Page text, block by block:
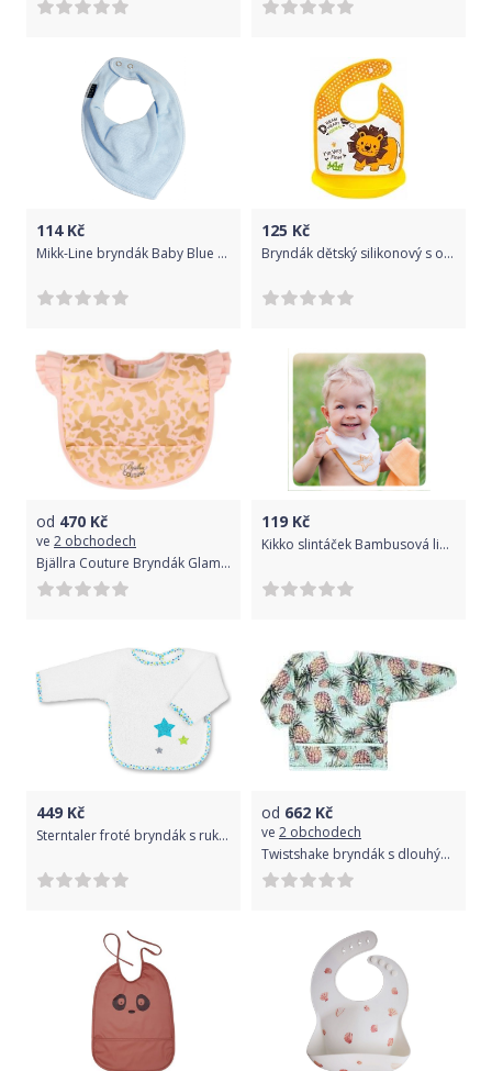
114Kč
Mikk-Line bryndák Baby Blue 9942
125 Kč
Bryndák dětský silikonový s odnímatelnou kapsou - LEV žlutý - střední na cvočky
od 470 Kč
ve 2 obchodech
Bjällra Couture Bryndák Glamour Butterfly
119 Kč
Kikko slintáček Bambusová linie kolekce Stars 1 ks Natural Brown Stars 2015
449 Kč
Sterntaler froté bryndák s rukávy bílý s hvězdami 7071771
od 662 Kč
ve 2 obchodech
Twistshake bryndák s dlouhými rukávy - ananas